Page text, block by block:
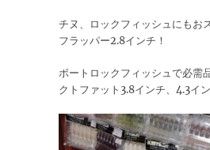
チヌ、ロックフィッシュにもお
フラッパー2.8インチ！
ボートロックフィッシュで必需
クトファット3.8インチ、4.3イン